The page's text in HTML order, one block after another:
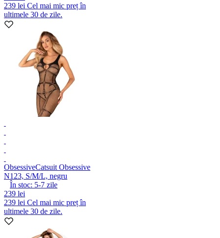
239 lei Cel mai mic preț în
ultimele 30 de zile.
ObsessiveCatsuit Obsessive
N123, S/M/L, negru
În stoc: 5-7 zile
239 lei
239 lei Cel mai mic preț în
ultimele 30 de zile.